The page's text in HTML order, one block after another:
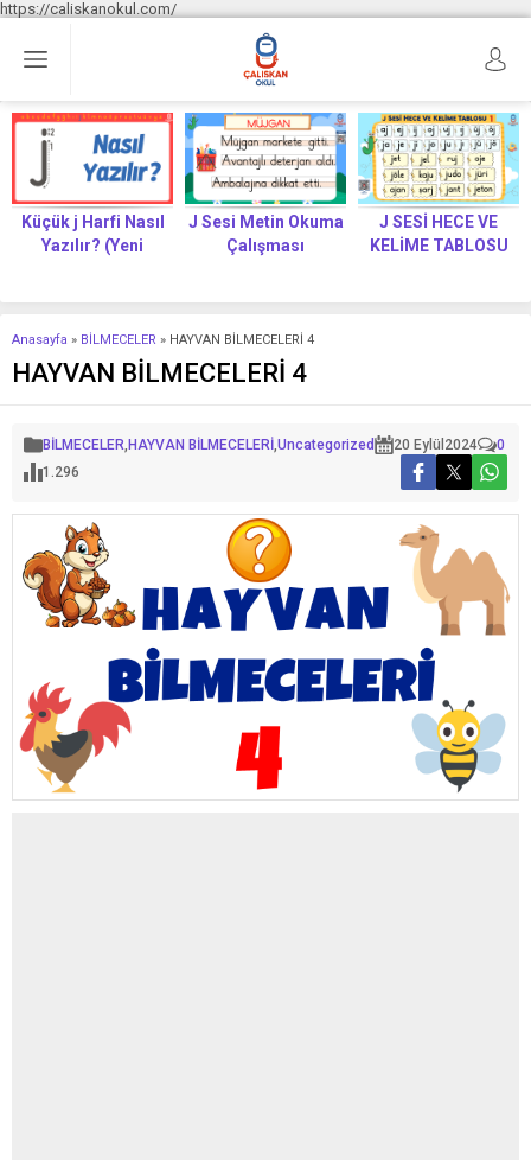
https://caliskanokul.com/
Küçük j Harfi Nasıl
Yazılır? (Yeni
J Sesi Metin Okuma
Çalışması
J SESİ HECE VE
KELİME TABLOSU
Anasayfa » BİLMECELER » HAYVAN BİLMECELERİ 4
HAYVAN BİLMECELERİ 4
BİLMECELER,HAYVAN BİLMECELERİ,Uncategorized 20 Eylül 2024
0
1.296